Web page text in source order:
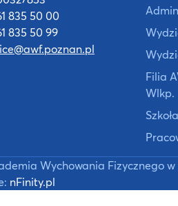
835 50 00
835 50 99
Filia
Wlkp.
Wychowania Fizycznego
nFinity.pl